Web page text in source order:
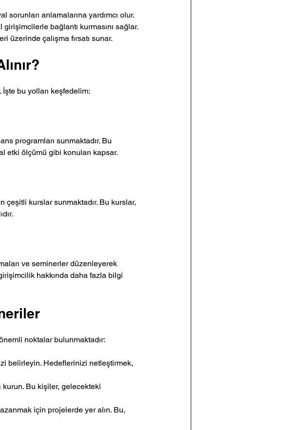
anlamalarına yardımcı olur.
girişimcilerle bağlantı kurmasını sağlar.
üzerinde çalışma fırsatı sunar.
bu yolları keşfedelim:
programları sunmaktadır. Bu
etki ölçümü gibi konuları kapsar.
kurslar sunmaktadır. Bu kurslar,
ve seminerler düzenleyerek
hakkında daha fazla bilgi
noktalar bulunmaktadır:
belirleyin. Hedeflerinizi netleştirmek,
kurun. Bu kişiler, gelecekteki
için projelerde yer alın. Bu,